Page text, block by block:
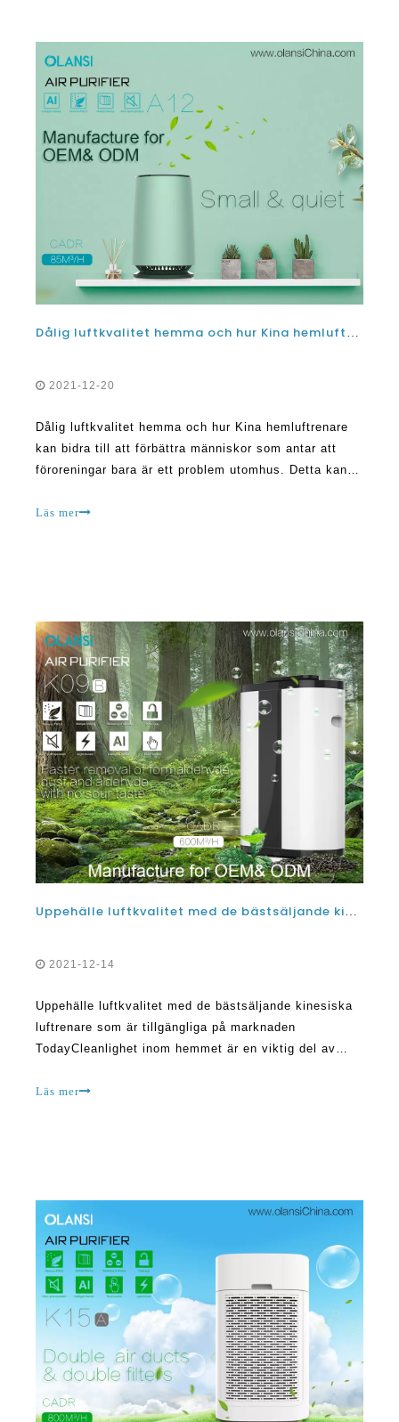
2021-12-20
Dålig luftkvalitet hemma och hur Kina hemluftrenare
kan bidra till att förbättra människor som antar att
föroreningar bara är ett problem utomhus. Detta kan
inklusive inomhus. Utomhusluft är ofta förorenat av
Läs mer
Uppehälle luftkvalitet med de bästsäljande kinesiska luftrenare som finns tillgängliga på marknaden idag
2021-12-14
Uppehälle luftkvalitet med de bästsäljande kinesiska
luftrenare som är tillgängliga på marknaden
TodayCleanlighet inom hemmet är en viktig del av
med smuts på ett bra sätt är ett av de bästa sätten
Läs mer